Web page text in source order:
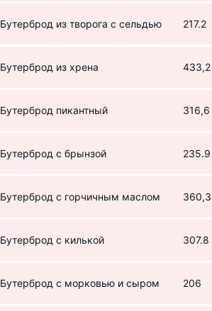
Бутерброд из творога с сельдью 217.2
Бутерброд из хрена 433,2
Бутерброд пикантный 316,6
Бутерброд с брынзой 235.9
Бутерброд с горчичным маслом 360,3
Бутерброд с килькой 307.8
Бутерброд с морковью и сыром 206